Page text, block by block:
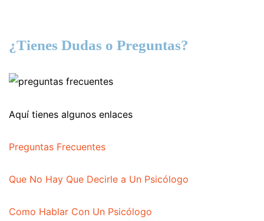
¿Tienes Dudas o Preguntas?
Aquí tienes algunos enlaces
Preguntas Frecuentes
Que No Hay Que Decirle a Un Psicólogo
Como Hablar Con Un Psicólogo